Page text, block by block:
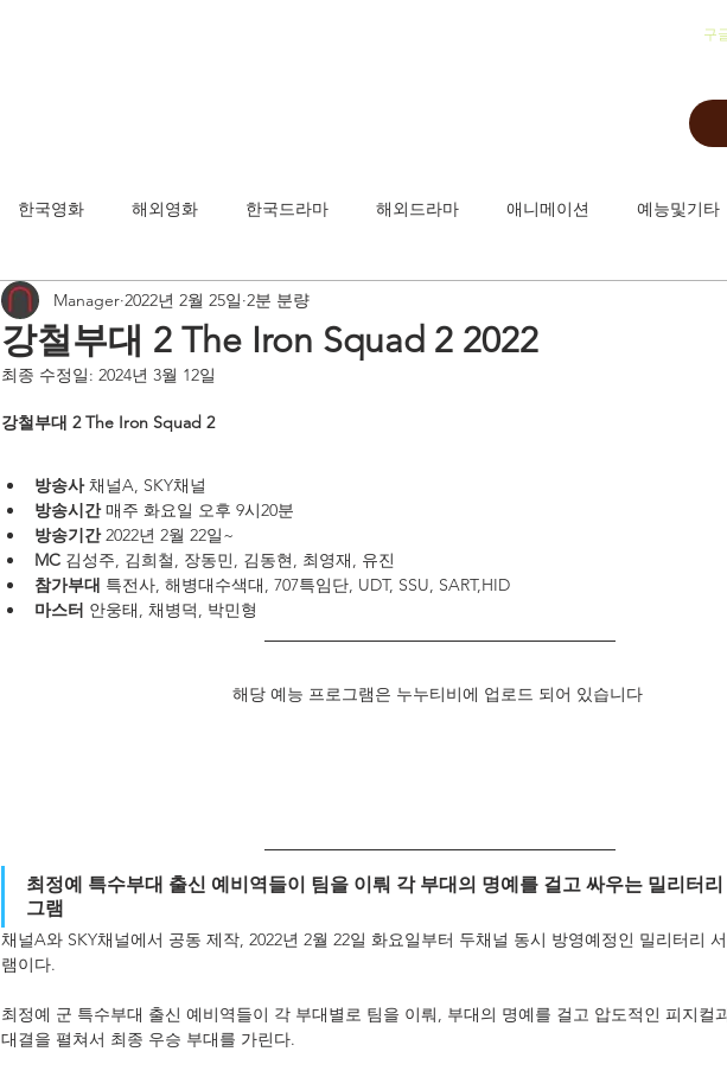
구
한국영화 해외영화 한국드라마 해외드라마 애니메이션 예능및기타
강철부대 2 The Iron Squad 2 2022
Manager 2022년 2월 25일 2분 분량
최종 수정일: 2024년 3월 12일
강철부대 2 The Iron Squad 2
방송사 채널A, SKY채널
방송시간 매주 화요일 오후 9시20분
방송기간 2022년 2월 22일~
MC 김성주, 김희철, 장동민, 김동현, 최영재, 유진
참가부대 특전사, 해병대수색대, 707특임단, UDT, SSU, SART,HID
마스터 안웅태, 채병덕, 박민형
해당 예능 프로그램은 누누티비에 업로드 되어 있습니다
최정예 특수부대 출신 예비역들이 팀을 이뤄 각 부대의 명예를 걸고 싸우는 밀리터
그램
채널A와 SKY채널에서 공동 제작, 2022년 2월 22일 화요일부터 두채널 동시 방영예정인 밀리터리
램이다.
최정예 군 특수부대 출신 예비역들이 각 부대별로 팀을 이뤄, 부대의 명예를 걸고 압도적인 피지컬
대결을 펼쳐서 최종 우승 부대를 가린다.